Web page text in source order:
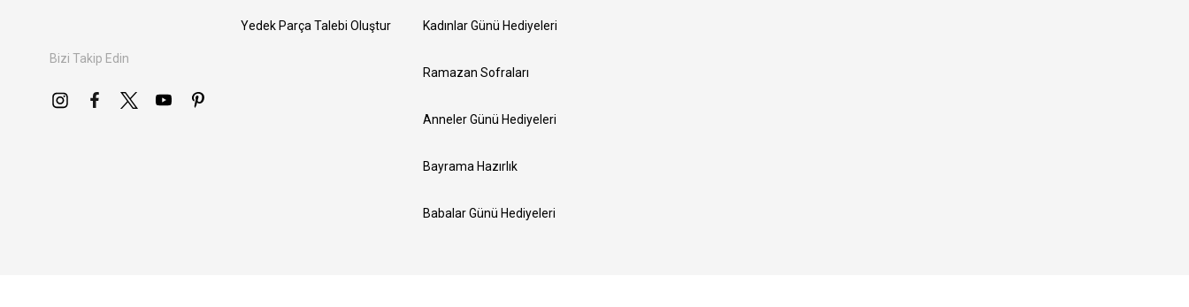
Bizi Takip Edin
Yedek Parça Talebi Oluştur Kadınlar Günü Hediyeleri
Ramazan Sofraları
Anneler Günü Hediyeleri
Bayrama Hazırlık
Babalar Günü Hediyeleri